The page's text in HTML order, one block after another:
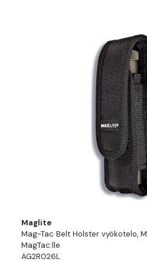
Maglite
Mag-Tac Belt Holster vyökotelo,
MagTac:lle
AG2R026L